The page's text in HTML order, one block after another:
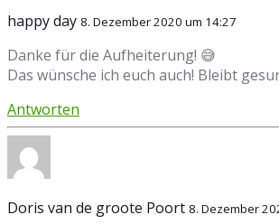
happy day 8. Dezember 2020 um 14:27
Danke für die Aufheiterung! 😅
Das wünsche ich euch auch! Bleibt
Antworten
Doris van de groote Poort 8. Dezember